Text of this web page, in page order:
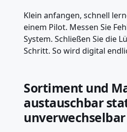
Klein anfangen, schnell
einem Pilot. Messen Sie
System. Schließen Sie die
Schritt. So wird digital
Sortiment und
austauschbar
unverwechselbar